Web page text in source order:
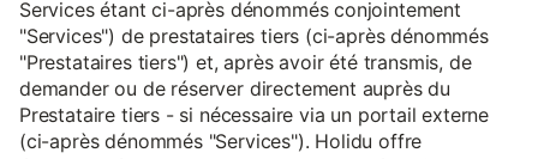
Services étant ci-après dénommés conjointement
"Services") de prestataires tiers (ci-après dénommés
"Prestataires tiers") et, après avoir été transmis, de
demander ou de réserver directement auprès du
Prestataire tiers - si nécessaire via un portail externe
(ci-après dénommés "Services"). Holidu offre